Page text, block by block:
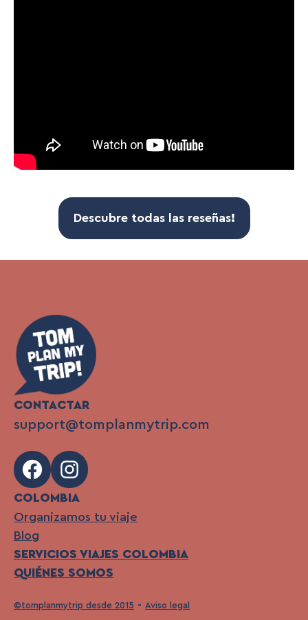
Descubre todas las reseñas!
COLOMBIA
Organizamos tu viaje
Blog
SERVICIOS VIAJES COLOMBIA
QUIÉNES SOMOS
©tomplanmytrip desde 2015 Aviso legal
CONTACTAR
support@tomplanmytrip.com
FacebookInstagram